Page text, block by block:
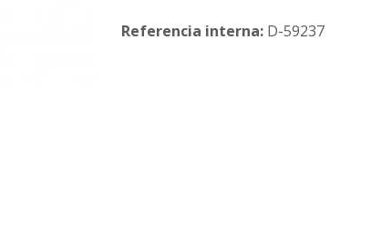
Referencia interna: D-59237